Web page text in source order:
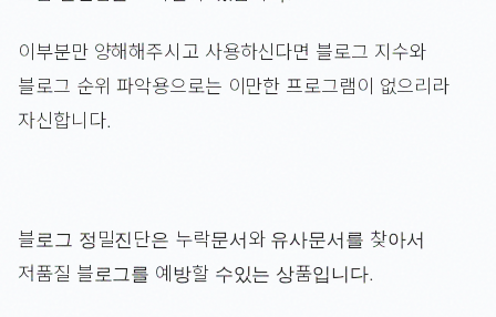
이부분만 양해해주시고 사용하신다면 블로그 지수와
블로그 순위 파악용으로는 이만한 프로그램이 없으리라
자신합니다.
블로그 정밀진단은 누락문서와 유사문서를 찾아서
저품질 블로그를 예방할 수있는 상품입니다.